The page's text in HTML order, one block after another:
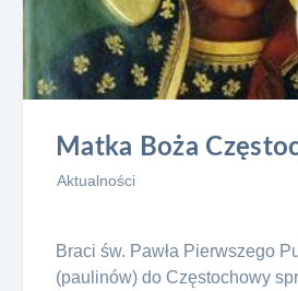
Matka Boża
Aktualności
Braci św. Pawła Pierwszego
(paulinów) do Częstochowy